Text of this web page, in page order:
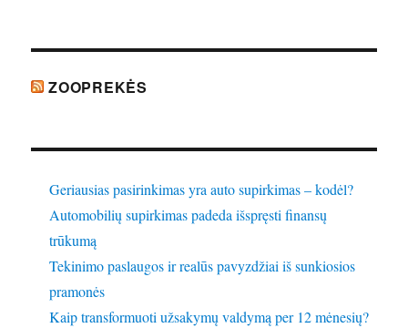
ZOOPREKĖS
Geriausias pasirinkimas yra auto supirkimas – kodėl?
Automobilių supirkimas padeda išspręsti finansų
trūkumą
Tekinimo paslaugos ir realūs pavyzdžiai iš sunkiosios
pramonės
Kaip transformuoti užsakymų valdymą per 12 mėnesių?